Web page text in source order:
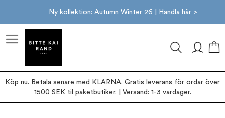
Ny kollektion: Autumn Winter 26 | Handla här >
Köp nu. Betala senare med KLARNA. Gratis leverans för ordar över
1500 SEK til paketbutiker. | Versand: 1-3 vardager.